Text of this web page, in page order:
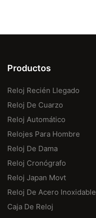
Productos
Reloj Recién Llegado
Reloj De Cuarzo
Reloj Automático
Relojes Para Hombre
Reloj De Dama
Reloj Cronógrafo
Reloj Japan Movt
Reloj De Acero Inoxidable
Caja De Reloj